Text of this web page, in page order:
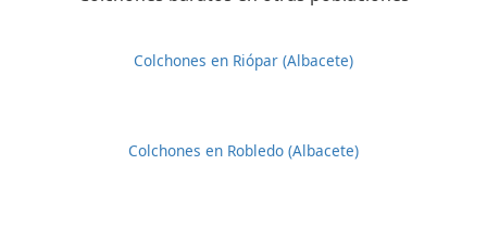
Colchones en Riópar (Albacete)
Colchones en Robledo (Albacete)